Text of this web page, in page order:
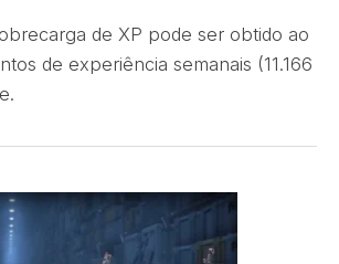
de XP pode ser obtido ao
de experiência semanais (11.166